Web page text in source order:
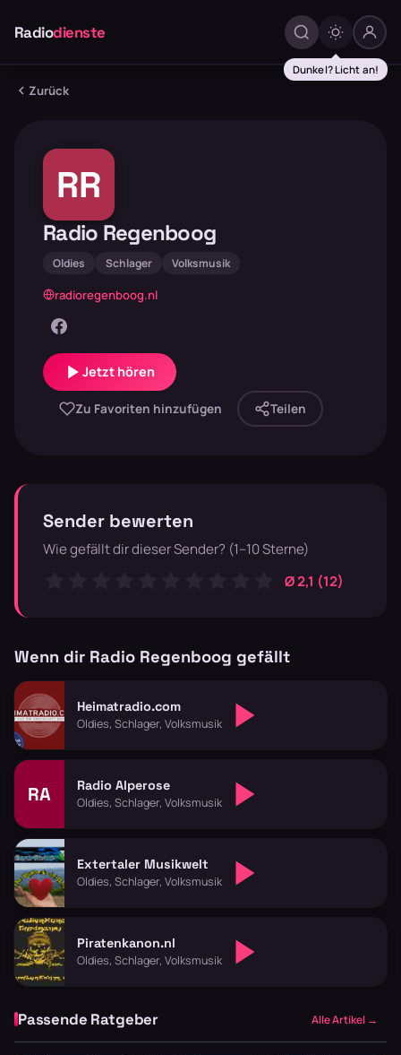
Radiodienste
Dunkel? Licht an!
Zurück
RR
Radio Regenboog
Oldies Schlager Volksmusik
radioregenboog.nl
Jetzt hören
Zu Favoriten hinzufügen Teilen
Sender bewerten
Wie gefällt dir dieser Sender? (1–10 Sterne)
Ø 2,1 (12)
Wenn dir Radio Regenboog gefällt
Heimatradio.com
Oldies, Schlager, Volksmusik
RA Radio Alperose
Oldies, Schlager, Volksmusik
Extertaler Musikwelt
Oldies, Schlager, Volksmusik
Piratenkanon.nl
Oldies, Schlager, Volksmusik
Passende Ratgeber Alle Artikel →